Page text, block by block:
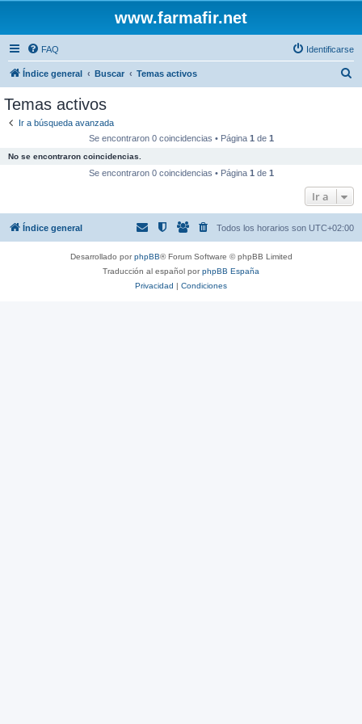
www.farmafir.net
FAQ Identificarse
Índice general Buscar Temas activos
Temas activos
Ir a búsqueda avanzada
Se encontraron 0 coincidencias • Página 1 de 1
No se encontraron coincidencias.
Se encontraron 0 coincidencias • Página 1 de 1
Ir a
Índice general Todos los horarios son UTC+02:00
Desarrollado porphpBB® Forum Software © phpBB Limited
Traducción al español porphpBB España
Privacidad | Condiciones